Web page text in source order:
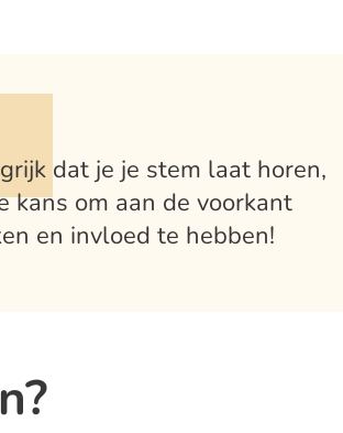
dat je je stem laat horen,
kans om aan de voorkant
en invloed te hebben!